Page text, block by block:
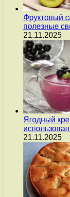
Фруктовый
полезные
21.11.2025
Ягодный
21.11.2025